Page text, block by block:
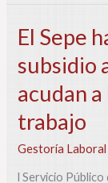
El Sepe
subsidio
acudan
trabajo
Gestoría Laboral
l Servicio Público
El
Sepe
hace
que
quitará
el
subsidio